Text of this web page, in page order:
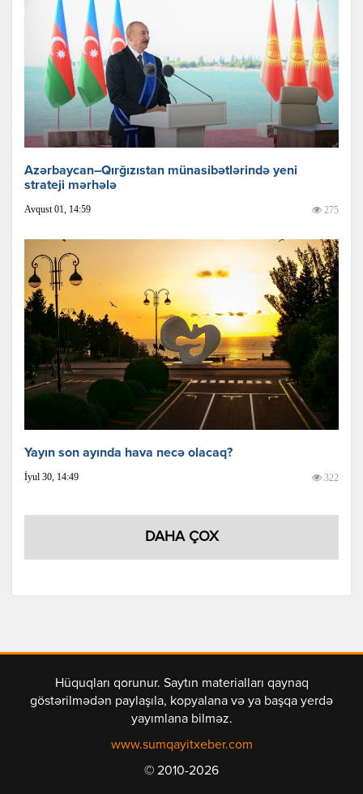
Azərbaycan–Qırğızıstan münasibətlərində yeni
strateji mərhələ
Avqust 01, 14:59 275
Yayın son ayında hava necə olacaq?
İyul 30, 14:49 322
DAHA ÇOX
Hüquqları qorunur. Saytın materialları qaynaq
göstərilmədən paylaşıla, kopyalana və ya başqa yerdə
yayımlana bilməz.
www.sumqayitxeber.com
© 2010-2026